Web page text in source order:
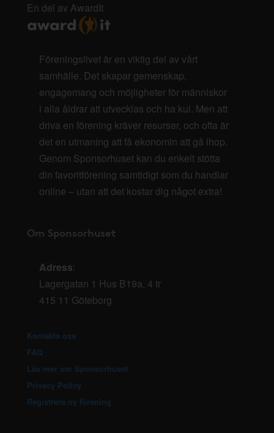
En del av AwardIt
Föreningslivet är en viktig del av vårt
samhälle. Det skapar gemenskap,
engagemang och möjligheter för människor
i alla åldrar att utvecklas och ha kul. Men att
driva en förening kräver resurser, och ofta är
det en utmaning att få ekonomin att gå ihop.
Genom Sponsorhuset kan du enkelt stötta
din favoritförening samtidigt som du handlar
online – utan att det kostar dig något extra!
Om Sponsorhuset
Adress:
Lagergatan 1 Hus B19a, 4 tr
415 11 Göteborg
Kontakta oss
FAQ
Läs mer om Sponsorhuset
Privacy Policy
Registrera ny förening